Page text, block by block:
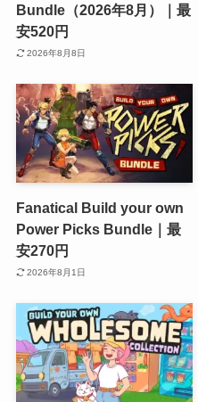
Bundle（2026年8月）｜最
安520円
2026年8月8日
Fanatical Build your own
Power Picks Bundle｜最
安270円
2026年8月1日